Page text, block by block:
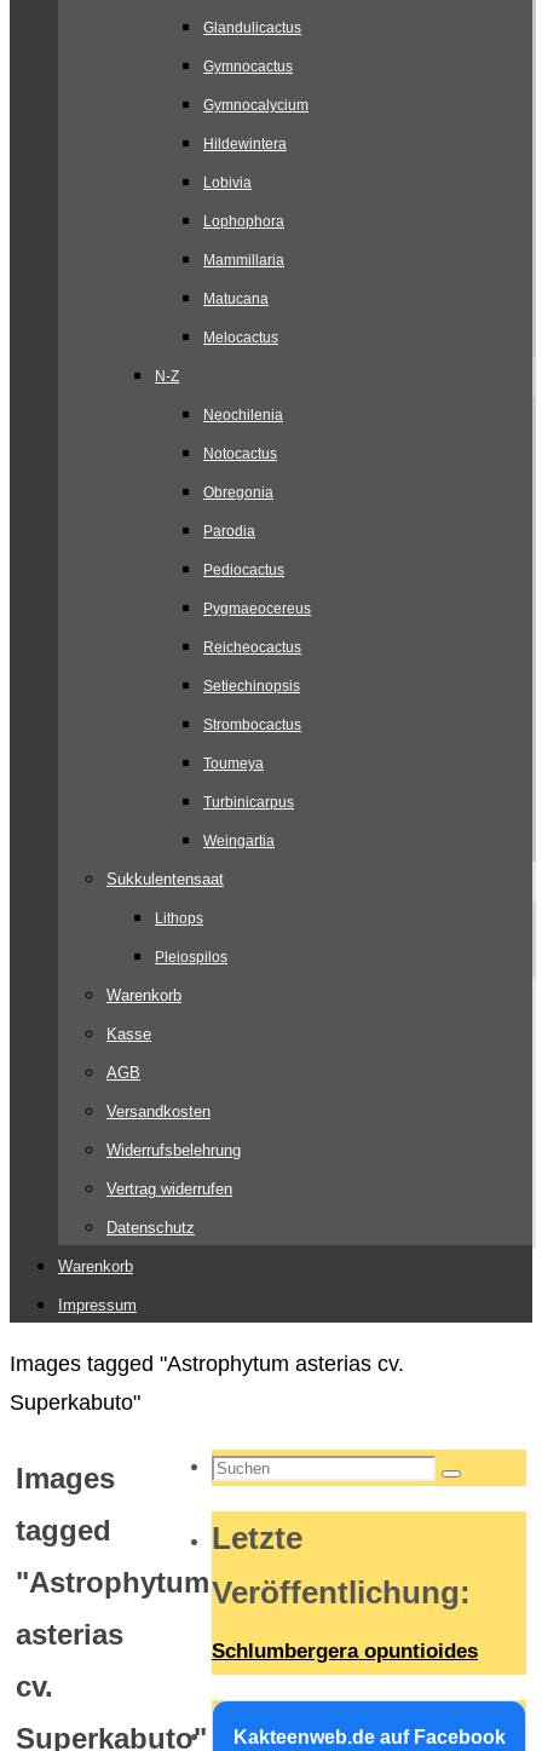
Glandulicactus
Gymnocactus
Gymnocalycium
Hildewintera
Lobivia
Lophophora
Mammillaria
Matucana
Melocactus
N-Z
Neochilenia
Notocactus
Obregonia
Parodia
Pediocactus
Pygmaeocereus
Reicheocactus
Setiechinopsis
Strombocactus
Toumeya
Turbinicarpus
Weingartia
Sukkulentensaat
Lithops
Pleiospilos
Warenkorb
Kasse
AGB
Versandkosten
Widerrufsbelehrung
Vertrag widerrufen
Datenschutz
Warenkorb
Impressum
Start
Images tagged "Astrophytum asterias cv.
Superkabuto"
Images
tagged
"Astrophytum
asterias
cv.
Superkabuto"
Suchen
Suchen
Letzte
Veröffentlichung:
Schlumbergera opuntioides
Kakteenweb.de auf Facebook